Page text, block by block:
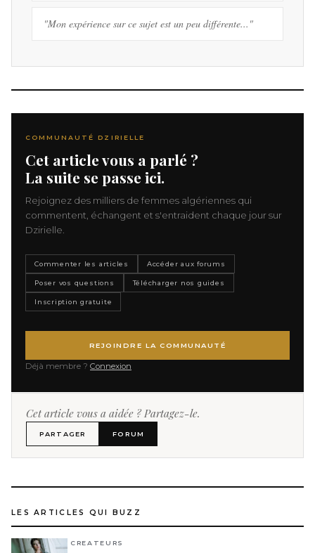
"Mon expérience sur ce sujet est un peu différente..."
COMMUNAUTÉ DZIRIELLE
Cet article vous a parlé ?
La suite se passe ici.
Rejoignez des milliers de femmes algériennes qui
commentent, échangent et s'entraident chaque jour sur
Dzirielle.
Commenter les articles Accéder aux forums
Poser vos questions Télécharger nos guides
Inscription gratuite
REJOINDRE LA COMMUNAUTÉ
Déjà membre ? Connexion
Cet article vous a aidée ? Partagez-le.
PARTAGER FORUM
LES ARTICLES QUI BUZZ
CREATEURS